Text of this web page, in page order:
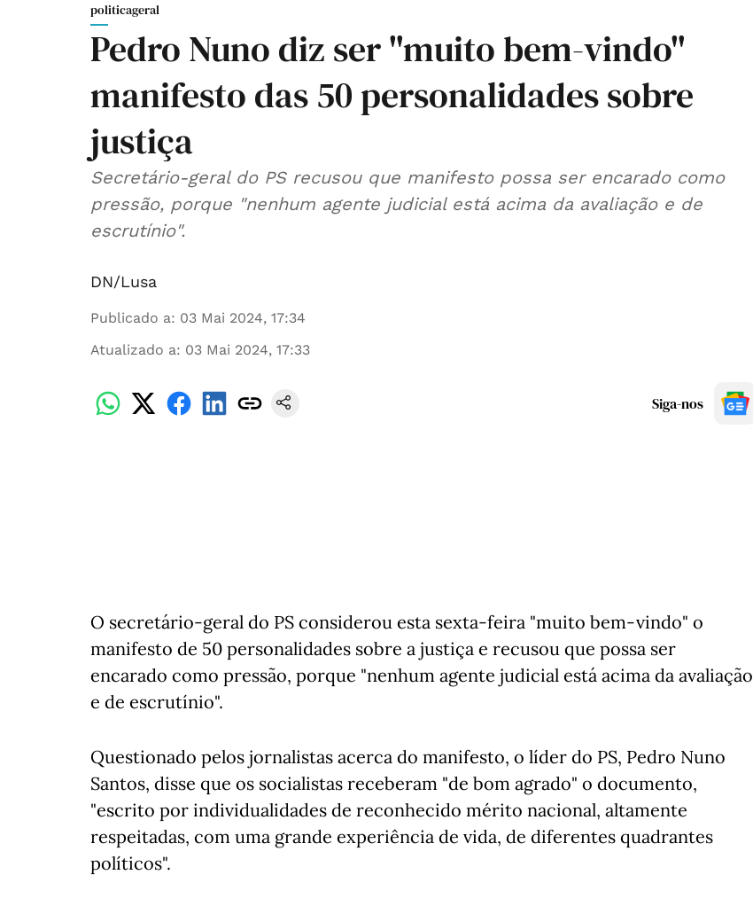
politicageral
Pedro Nuno diz ser "muito bem-vindo"
manifesto das 50 personalidades sobre
justiça
Secretário-geral do PS recusou que manifesto possa ser encarado como
pressão, porque "nenhum agente judicial está acima da avaliação e de
escrutínio".
DN/Lusa
Publicado a: 03 Mai 2024, 17:34
Atualizado a: 03 Mai 2024, 17:33
Siga-nos
O secretário-geral do PS considerou esta sexta-feira "muito bem-vindo" o
manifesto de 50 personalidades sobre a justiça e recusou que possa ser
encarado como pressão, porque "nenhum agente judicial está acima da avaliação
e de escrutínio".
Questionado pelos jornalistas acerca do manifesto, o líder do PS, Pedro Nuno
Santos, disse que os socialistas receberam "de bom agrado" o documento,
"escrito por individualidades de reconhecido mérito nacional, altamente
respeitadas, com uma grande experiência de vida, de diferentes quadrantes
políticos".